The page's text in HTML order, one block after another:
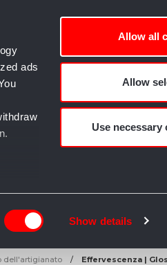
ads
Show details
Allow all
Allow
Use necessary
libero e Creatività
dell'artigianato Effervescenza |